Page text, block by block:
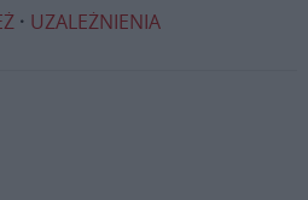
UZALEŻNIENIA